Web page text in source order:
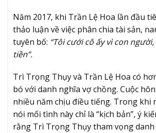
Năm 2017, khi Trần Lệ Hoa lần đầu
thảo luận về việc phân chia tài sản,
tuyên bố: “Tôi cưới cô ấy vì con
tiền”.
Trì Trọng Thụy và Trần Lệ Hoa có
bó với danh nghĩa vợ chồng. Cuộc
nhiều năm chịu điều tiếng. Trong khi
nói mối tình này chỉ là “kịch bản”, ý
rằng Trì Trọng Thụy tham vọng danh